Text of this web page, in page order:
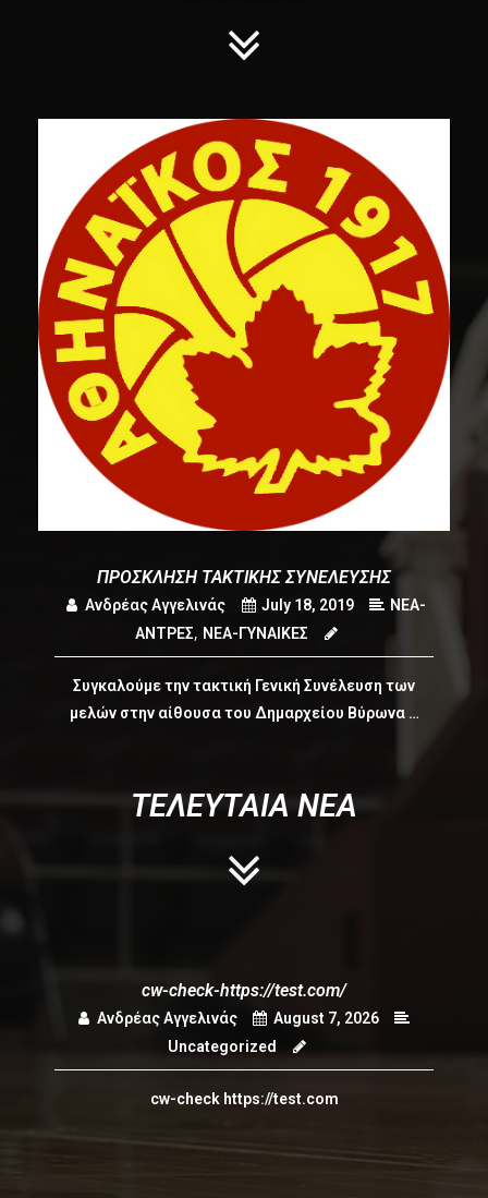
ΠΡΟΣΚΛΗΣΗ ΤΑΚΤΙΚΗΣ ΣΥΝΕΛΕΥΣΗΣ
Ανδρέας Αγγελινάς July 18, 2019
ΝΕΑ-
ΑΝΤΡΕΣ, ΝΕΑ-ΓΥΝΑΙΚΕΣ
Συγκαλούμε την τακτική Γενική Συνέλευση των
μελών στην αίθουσα του Δημαρχείου Βύρωνα …
ΤΕΛΕΥΤΑΙΑ ΝΕΑ
cw-check-https://test.com/
Ανδρέας Αγγελινάς
August 7, 2026
Uncategorized
cw-check https://test.com